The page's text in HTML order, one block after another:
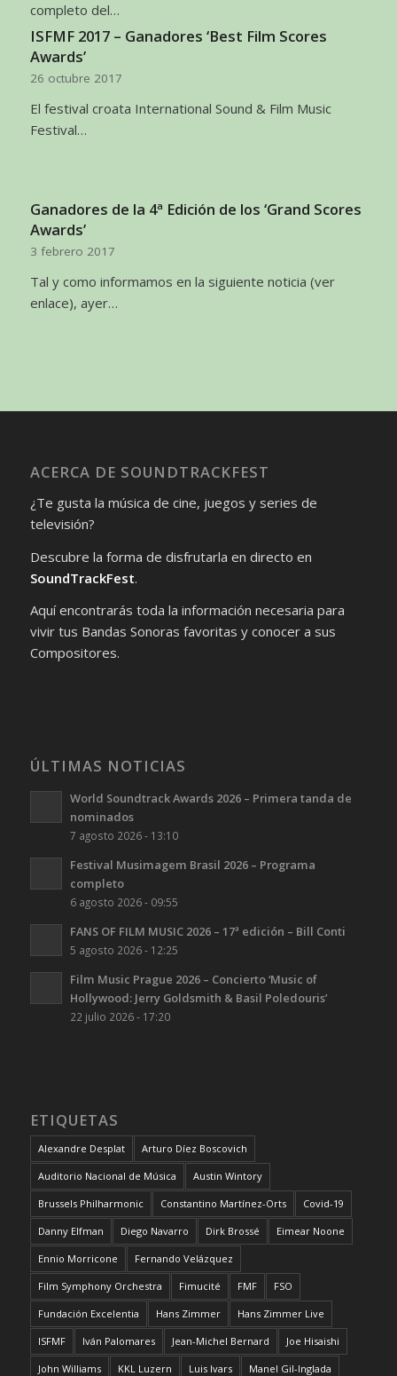
completo del…
ISFMF 2017 – Ganadores ‘Best Film Scores
Awards’
26 octubre 2017
El festival croata International Sound & Film Music
Festival…
Ganadores de la 4ª Edición de los ‘Grand Scores
Awards’
3 febrero 2017
Tal y como informamos en la siguiente noticia (ver
enlace), ayer…
ACERCA DE SOUNDTRACKFEST
¿Te gusta la música de cine, juegos y series de
televisión?
Descubre la forma de disfrutarla en directo en
SoundTrackFest.
Aquí encontrarás toda la información necesaria para
vivir tus Bandas Sonoras favoritas y conocer a sus
Compositores.
ÚLTIMAS NOTICIAS
World Soundtrack Awards 2026 – Primera tanda de
nominados
7 agosto 2026 - 13:10
Festival Musimagem Brasil 2026 – Programa
completo
6 agosto 2026 - 09:55
FANS OF FILM MUSIC 2026 – 17ª edición – Bill Conti
5 agosto 2026 - 12:25
Film Music Prague 2026 – Concierto ‘Music of
Hollywood: Jerry Goldsmith & Basil Poledouris’
22 julio 2026 - 17:20
ETIQUETAS
Alexandre Desplat Arturo Díez Boscovich
Auditorio Nacional de Música Austin Wintory
Brussels Philharmonic Constantino Martínez-Orts Covid-19
Danny Elfman Diego Navarro Dirk Brossé Eimear Noone
Ennio Morricone Fernando Velázquez
Film Symphony Orchestra Fimucité FMF FSO
Fundación Excelentia Hans Zimmer Hans Zimmer Live
ISFMF Iván Palomares Jean-Michel Bernard Joe Hisaishi
John Williams KKL Luzern Luis Ivars Manel Gil-Inglada